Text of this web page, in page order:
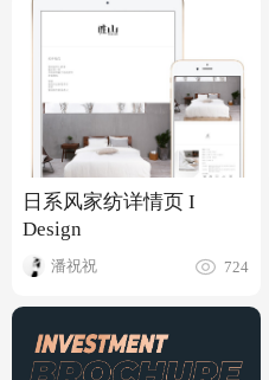
日系风家纺详情页 I
Design
潘祝祝 724